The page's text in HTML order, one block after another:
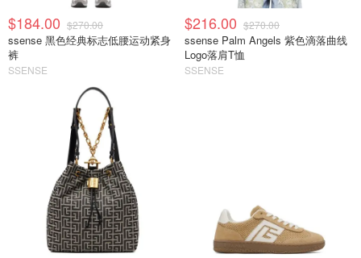
$184.00 $270.00
ssense 黑色经典标志低腰运动紧身
裤
SSENSE
$216.00 $270.00
ssense Palm Angels 紫色滴落曲线
Logo落肩T恤
SSENSE